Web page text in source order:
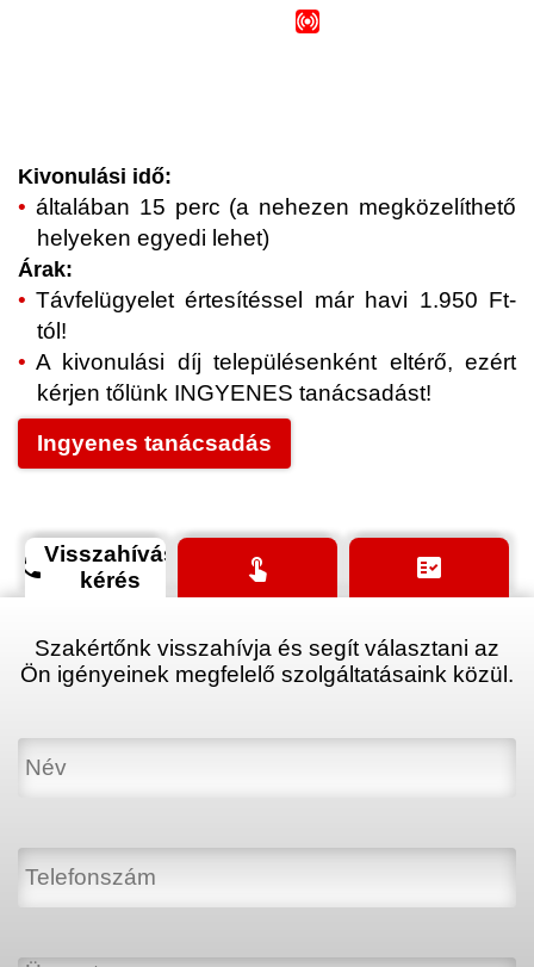
Kivonulási idő:
általában 15 perc (a nehezen megközelíthető
helyeken egyedi lehet)
Árak:
Távfelügyelet értesítéssel már havi 1.950 Ft-
tól!
A kivonulási díj településenként eltérő, ezért
kérjen tőlünk INGYENES tanácsadást!
Ingyenes tanácsadás
phoneVisszahívás
kérés
touch_app fact_check
Szakértőnk visszahívja és segít választani az
Ön igényeinek megfelelő szolgáltatásaink közül.